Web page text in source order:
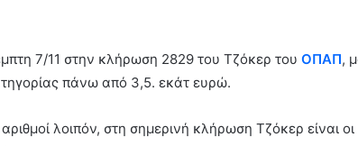
7/11 στην κλήρωση 2829 του Τζόκερ του ΟΠΑΠ,
πάνω από 3,5. εκάτ ευρώ.
αριθμοί λοιπόν, στη σημερινή κλήρωση Τζόκερ είναι οι